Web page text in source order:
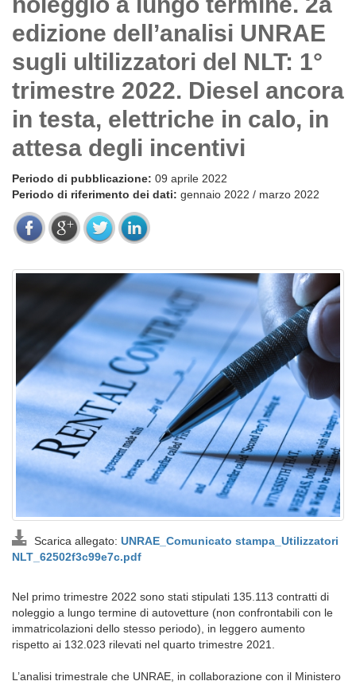
edizione dell’analisi UNRAE
sugli ultilizzatori del NLT: 1°
trimestre 2022. Diesel ancora
in testa, elettriche in calo, in
attesa degli incentivi
Periodo di pubblicazione: 09 aprile 2022
Periodo di riferimento dei dati: gennaio 2022 / marzo 2022
Scarica allegato: UNRAE_Comunicato stampa_Utilizzatori
NLT_62502f3c99e7c.pdf
Nel primo trimestre 2022 sono stati stipulati 135.113 contratti di
noleggio a lungo termine di autovetture (non confrontabili con le
immatricolazioni dello stesso periodo), in leggero aumento
rispetto ai 132.023 rilevati nel quarto trimestre 2021.
L’analisi trimestrale che UNRAE, in collaborazione con il Ministero